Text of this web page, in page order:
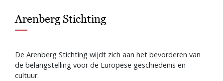
Arenberg Stichting
De Arenberg Stichting wijdt zich aan het bevorderen van
de belangstelling voor de Europese geschiedenis en
cultuur.